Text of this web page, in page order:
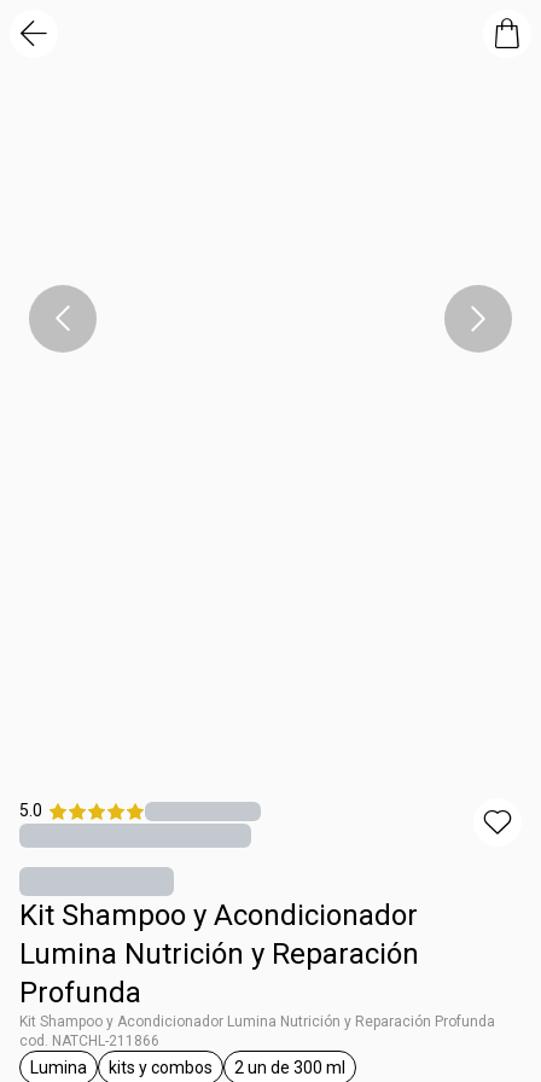
5.0
Kit Shampoo y Acondicionador
Lumina Nutrición y Reparación
Profunda
Kit Shampoo y Acondicionador Lumina Nutrición y Reparación Profunda
cod. NATCHL-211866
general.tag Lumina
Lumina
general.tag kits y combos
kits y combos
general.tag 2 un de 300 ml
2 un de 300 ml